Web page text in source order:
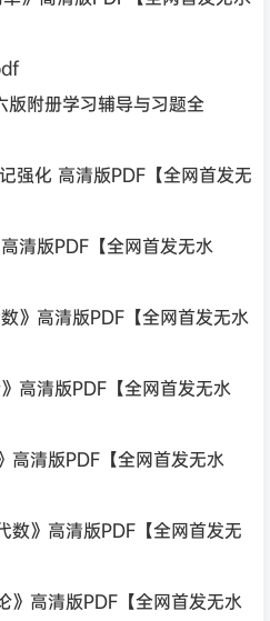
版附册学习辅导与习题全
强化 高清版PDF【全网首发无
清版PDF【全网首发无水
》高清版PDF【全网首发无水
高清版PDF【全网首发无水
清版PDF【全网首发无水
》高清版PDF【全网首发无
高清版PDF【全网首发无水